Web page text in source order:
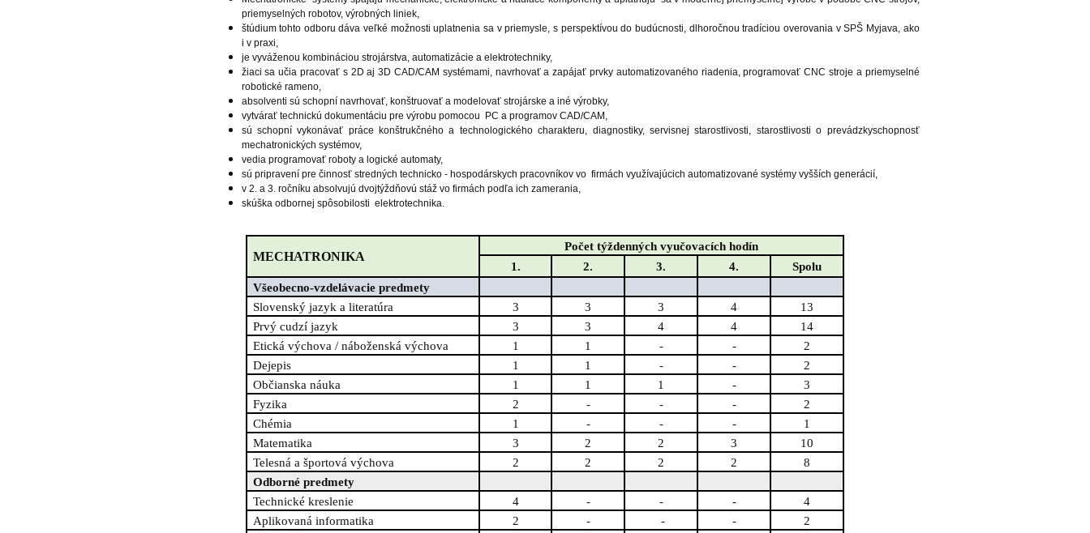
priemyselných robotov, výrobných liniek,
štúdium tohto odboru dáva veľké možnosti uplatnenia sa v priemysle, s perspektívou do budúcnosti, dlhoročnou tradíciou overovania v SPŠ Myjava, ako
i v praxi,
je vyváženou kombináciou strojárstva, automatizácie a elektrotechniky,
žiaci sa učia pracovať s 2D aj 3D CAD/CAM systémami, navrhovať a zapájať prvky automatizovaného riadenia, programovať CNC stroje a priemyselné
robotické rameno,
absolventi sú schopní navrhovať, konštruovať a modelovať strojárske a iné výrobky,
vytvárať technickú dokumentáciu pre výrobu pomocou PC a programov CAD/CAM,
sú schopní vykonávať práce konštrukčného a technologického charakteru, diagnostiky, servisnej starostlivosti, starostlivosti o prevádzkyschopnosť
mechatronických systémov,
vedia programovať roboty a logické automaty,
sú pripravení pre činnosť stredných technicko - hospodárskych pracovníkov vo firmách využívajúcich automatizované systémy vyšších generácií,
v 2. a 3. ročníku absolvujú dvojtýždňovú stáž vo firmách podľa ich zamerania,
skúška odbornej spôsobilosti elektrotechnika.
MECHATRONIKA
Počet týždenných vyučovacích hodín
1.
2. 3. 4.
Spolu
Všeobecno-vzdelávacie predmety
Slovenský jazyk a literatúra
3 3 3 4
13
Prvý cudzí jazyk
3 3 4 4
14
Etická výchova / náboženská výchova
1 1 - -
2
Dejepis
1 1 - -
2
Občianska náuka
1 1 1 -
3
Fyzika
2 - - -
2
Chémia
1 - - -
1
Matematika
3 2 2 3
10
Telesná a športová výchova
2 2 2 2
8
Odborné predmety
Technické kreslenie
4 - - -
4
Aplikovaná informatika
2 - - -
2